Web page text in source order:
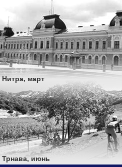
Нитра, март
Трнава, июнь